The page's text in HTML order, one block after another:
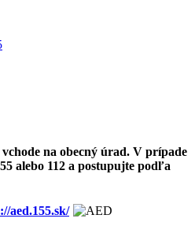
na obecný úrad. V prípade
alebo 112 a postupujte podľa
aed.155.sk/